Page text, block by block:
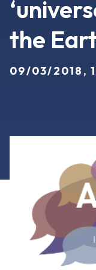
the
09/03/2018,